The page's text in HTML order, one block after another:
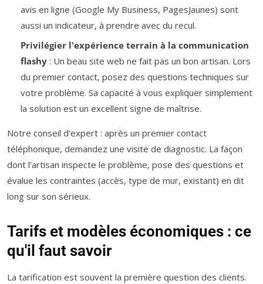
avis en ligne (Google My Business, PagesJaunes) sont
aussi un indicateur, à prendre avec du recul.
Privilégier l'expérience terrain à la communication
flashy: Un beau site web ne fait pas un bon artisan. Lors
du premier contact, posez des questions techniques sur
votre problème. Sa capacité à vous expliquer simplement
la solution est un excellent signe de maîtrise.
Notre conseil d'expert : après un premier contact
téléphonique, demandez une visite de diagnostic. La façon
dont l'artisan inspecte le problème, pose des questions et
évalue les contraintes (accès, type de mur, existant) en dit
long sur son sérieux.
Tarifs et modèles économiques : ce
qu'il faut savoir
La tarification est souvent la première question des clients.